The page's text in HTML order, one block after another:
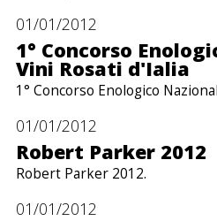
01/01/2012
1° Concorso
Vini Rosati d'Ialia
1° Concorso Enologico
01/01/2012
Robert Parker 2012
Robert Parker 2012.
01/01/2012